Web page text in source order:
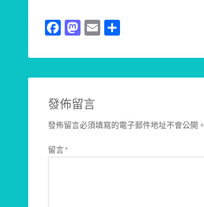
Facebook
Mastodon
Email
發佈留言
發佈留言必須填寫的電子郵件地址不會公開。
留言*